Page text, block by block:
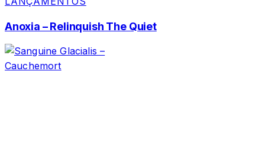
Anoxia – Relinquish The Quiet